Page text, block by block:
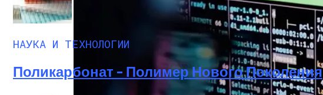
НАУКА И ТЕХНОЛОГИИ
Поликарбонат – Полимер Нового Поколения